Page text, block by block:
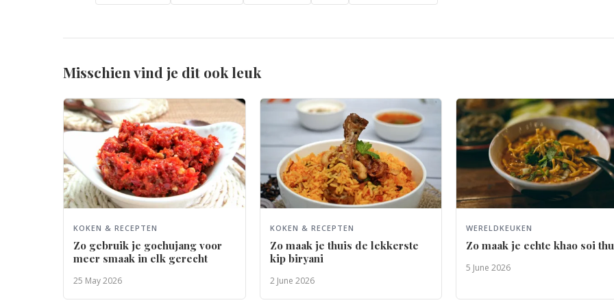
Misschien vind je dit ook leuk
KOKEN & RECEPTEN
Zo gebruik je gochujang voor
meer smaak in elk gerecht
25 May 2026
KOKEN & RECEPTEN
Zo maak je thuis de lekkerste
kip biryani
2 June 2026
WERELDKEUKEN
Zo maak je echte khao soi
5 June 2026